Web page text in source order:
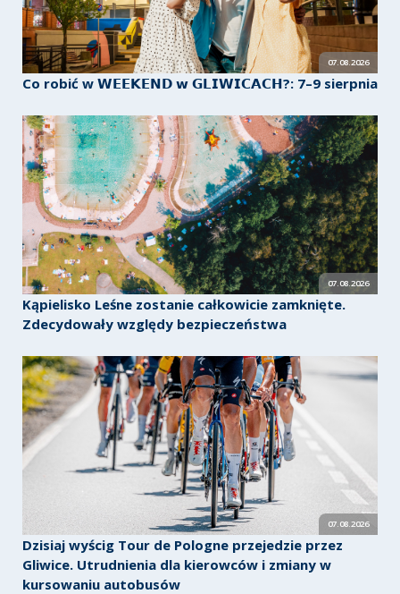
07.08.2026
Co robić w 𝗪𝗘𝗘𝗞𝗘𝗡𝗗 𝘄 𝗚𝗟𝗜𝗪𝗜𝗖𝗔𝗖𝗛?: 7–9 sierpnia
07.08.2026
Kąpielisko Leśne zostanie całkowicie zamknięte.
Zdecydowały względy bezpieczeństwa
07.08.2026
Dzisiaj wyścig Tour de Pologne przejedzie przez
Gliwice. Utrudnienia dla kierowców i zmiany w
kursowaniu autobusów